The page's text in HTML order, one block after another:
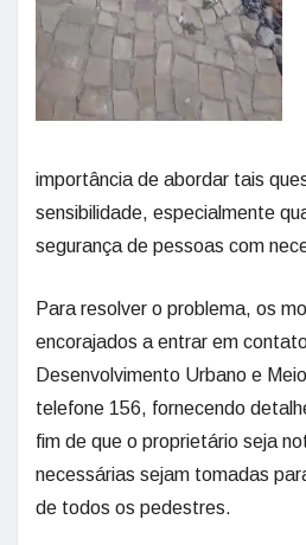
importância de abordar tais
sensibilidade, especialmente
segurança de pessoas com
Para resolver o problema, os
encorajados a entrar em
Desenvolvimento Urbano e
telefone 156, fornecendo
fim de que o proprietário seja
necessárias sejam tomadas
de todos os pedestres.